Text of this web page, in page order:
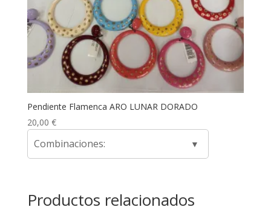
Pendiente Flamenca ARO LUNAR DORADO
20,00 €
Combinaciones:
Productos relacionados